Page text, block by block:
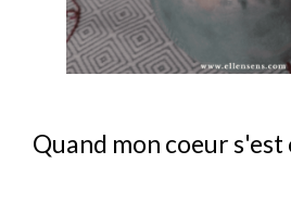
Quand mon coeur